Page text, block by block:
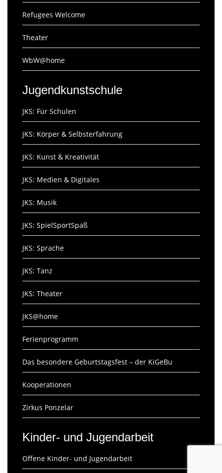
Refugees Welcome
Theater
WbW@home
Jugendkunstschule
JKS: Für Schulen
JKS: Körper & Selbsterfahrung
JKS: Kunst & Kreativität
JKS: Medien & Digitales
JKS: Musik
JKS: SpielSportSpaß
JKS: Sprache
JKS: Tanz
JKS: Theater
JKS@home
Ferienprogramm
Das besondere Geburtstagsfest – der KiGeBu
Kooperationen
Zirkus Ponzelar
Kinder- und Jugendarbeit
Offene Kinder- und Jugendarbeit